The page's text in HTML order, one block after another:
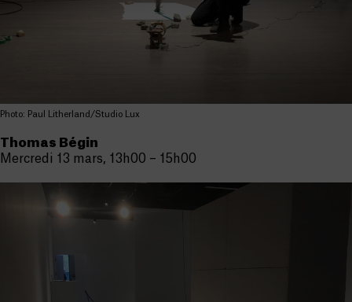
Photo: Paul Litherland/Studio Lux
Thomas Bégin
Mercredi 13 mars, 13h00 – 15h00